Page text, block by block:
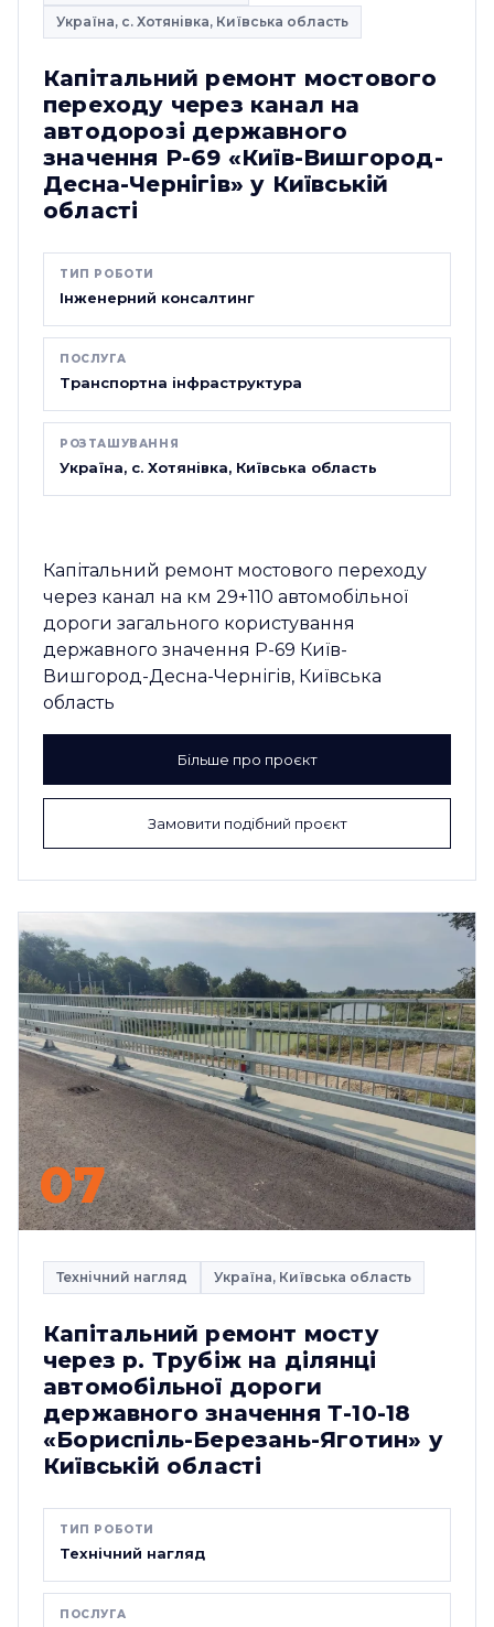
Україна, с. Хотянівка, Київська область
Капітальний ремонт мостового
переходу через канал на
автодорозі державного
значення Р-69 «Київ-Вишгород-
Десна-Чернігів» у Київській
області
ТИП РОБОТИ
Інженерний консалтинг
ПОСЛУГА
Транспортна інфраструктура
РОЗТАШУВАННЯ
Україна, с. Хотянівка, Київська область
Капітальний ремонт мостового переходу
через канал на км 29+110 автомобільної
дороги загального користування
державного значення Р-69 Київ-
Вишгород-Десна-Чернігів, Київська
область
Більше про проєкт
Замовити подібний проєкт
07
Технічний нагляд Україна, Київська область
Капітальний ремонт мосту
через р. Трубіж на ділянці
автомобільної дороги
державного значення Т-10-18
«Бориспіль-Березань-Яготин» у
Київській області
ТИП РОБОТИ
Технічний нагляд
ПОСЛУГА